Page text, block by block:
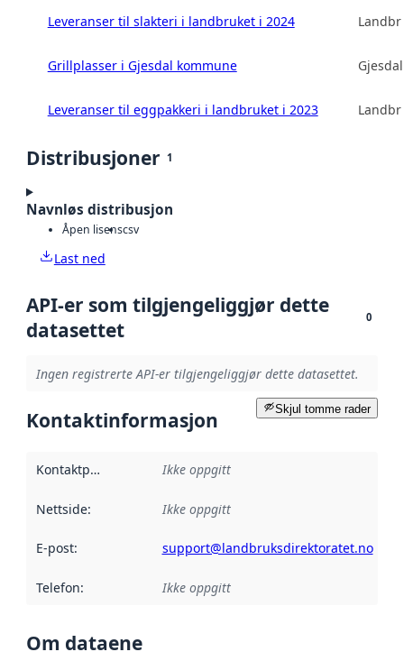
Leveranser til slakteri i landbruket i 2024
Grillplasser i Gjesdal kommune
Leveranser til eggpakkeri i landbruket i 2023
Distribusjoner 1
Navnløs distribusjon
Åpen lisenscsv
Last ned
API-er som tilgjengeliggjør dette
datasettet
0
Ingen registrerte API-er tilgjengeliggjør dette datasettet.
Skjul tomme rader
Kontaktinformasjon
Kontaktpunkt Ikke oppgitt
Nettside: Ikke oppgitt
E-post: support@landbruksdirektoratet.no
Telefon: Ikke oppgitt
Om dataene